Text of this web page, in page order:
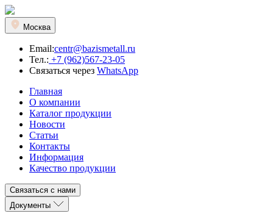
Москва
Email:centr@bazismetall.ru
Тел.: +7 (962)567-23-05
Связаться через WhatsApp
Главная
О компании
Каталог продукции
Новости
Статьи
Контакты
Информация
Качество продукции
Связаться с нами
Документы